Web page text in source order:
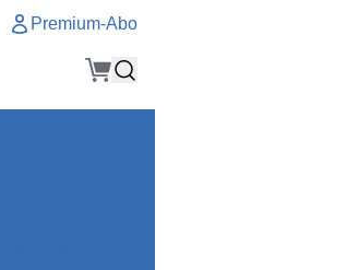
Premium-Abo